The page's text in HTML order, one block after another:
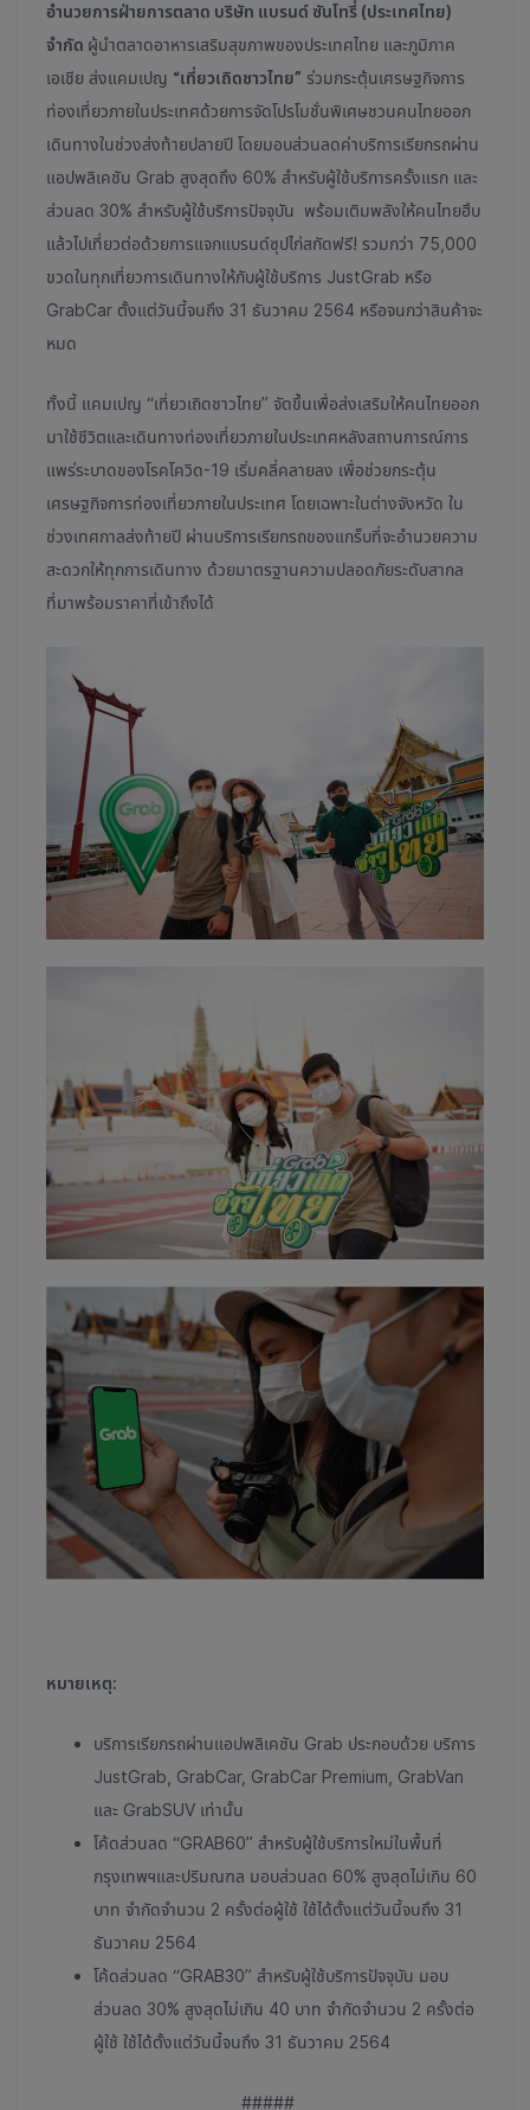
อำนวยการฝ่ายการตลาด บริษัท แบรนด์ ซันโทรี่ (ประเทศไทย)
จำกัด ผู้นำตลาดอาหารเสริมสุขภาพของประเทศไทย และภูมิภาค
เอเชีย ส่งแคมเปญ “เที่ยวเถิดชาวไทย” ร่วมกระตุ้นเศรษฐกิจการ
ท่องเที่ยวภายในประเทศด้วยการจัดโปรโมชั่นพิเศษชวนคนไทยออก
เดินทางในช่วงส่งท้ายปลายปี โดยมอบส่วนลดค่าบริการเรียกรถผ่าน
แอปพลิเคชัน Grab สูงสุดถึง 60% สำหรับผู้ใช้บริการครั้งแรก และ
ส่วนลด 30% สำหรับผู้ใช้บริการปัจจุบัน พร้อมเติมพลังให้คนไทยฮึบ
แล้วไปเที่ยวต่อด้วยการแจกแบรนด์ซุปไก่สกัดฟรี! รวมกว่า 75,000
ขวดในทุกเที่ยวการเดินทางให้กับผู้ใช้บริการ JustGrab หรือ
GrabCar ตั้งแต่วันนี้จนถึง 31 ธันวาคม 2564 หรือจนกว่าสินค้าจะ
หมด
ทั้งนี้ แคมเปญ “เที่ยวเถิดชาวไทย” จัดขึ้นเพื่อส่งเสริมให้คนไทยออก
มาใช้ชีวิตและเดินทางท่องเที่ยวภายในประเทศหลังสถานการณ์การ
แพร่ระบาดของโรคโควิด-19 เริ่มคลี่คลายลง เพื่อช่วยกระตุ้น
เศรษฐกิจการท่องเที่ยวภายในประเทศ โดยเฉพาะในต่างจังหวัด ใน
ช่วงเทศกาลส่งท้ายปี ผ่านบริการเรียกรถของแกร็บที่จะอำนวยความ
สะดวกให้ทุกการเดินทาง ด้วยมาตรฐานความปลอดภัยระดับสากล
ที่มาพร้อมราคาที่เข้าถึงได้
หมายเหตุ:
บริการเรียกรถผ่านแอปพลิเคชัน Grab ประกอบด้วย บริการ
JustGrab, GrabCar, GrabCar Premium, GrabVan
และ GrabSUV เท่านั้น
โค้ดส่วนลด “GRAB60” สำหรับผู้ใช้บริการใหม่ในพื้นที่
กรุงเทพฯและปริมณฑล มอบส่วนลด 60% สูงสุดไม่เกิน 60
บาท จำกัดจำนวน 2 ครั้งต่อผู้ใช้ ใช้ได้ตั้งแต่วันนี้จนถึง 31
ธันวาคม 2564
โค้ดส่วนลด “GRAB30” สำหรับผู้ใช้บริการปัจจุบัน มอบ
ส่วนลด 30% สูงสุดไม่เกิน 40 บาท จำกัดจำนวน 2 ครั้งต่อ
ผู้ใช้ ใช้ได้ตั้งแต่วันนี้จนถึง 31 ธันวาคม 2564
#####